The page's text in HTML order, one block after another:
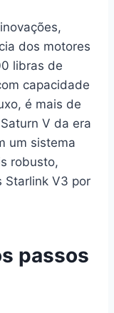
dos motores
libras de
capacidade
é mais de
V da era
um sistema
robusto,
Starlink V3 por
passos